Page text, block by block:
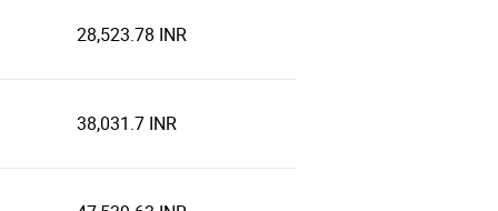
28,523.78 INR
38,031.7 INR